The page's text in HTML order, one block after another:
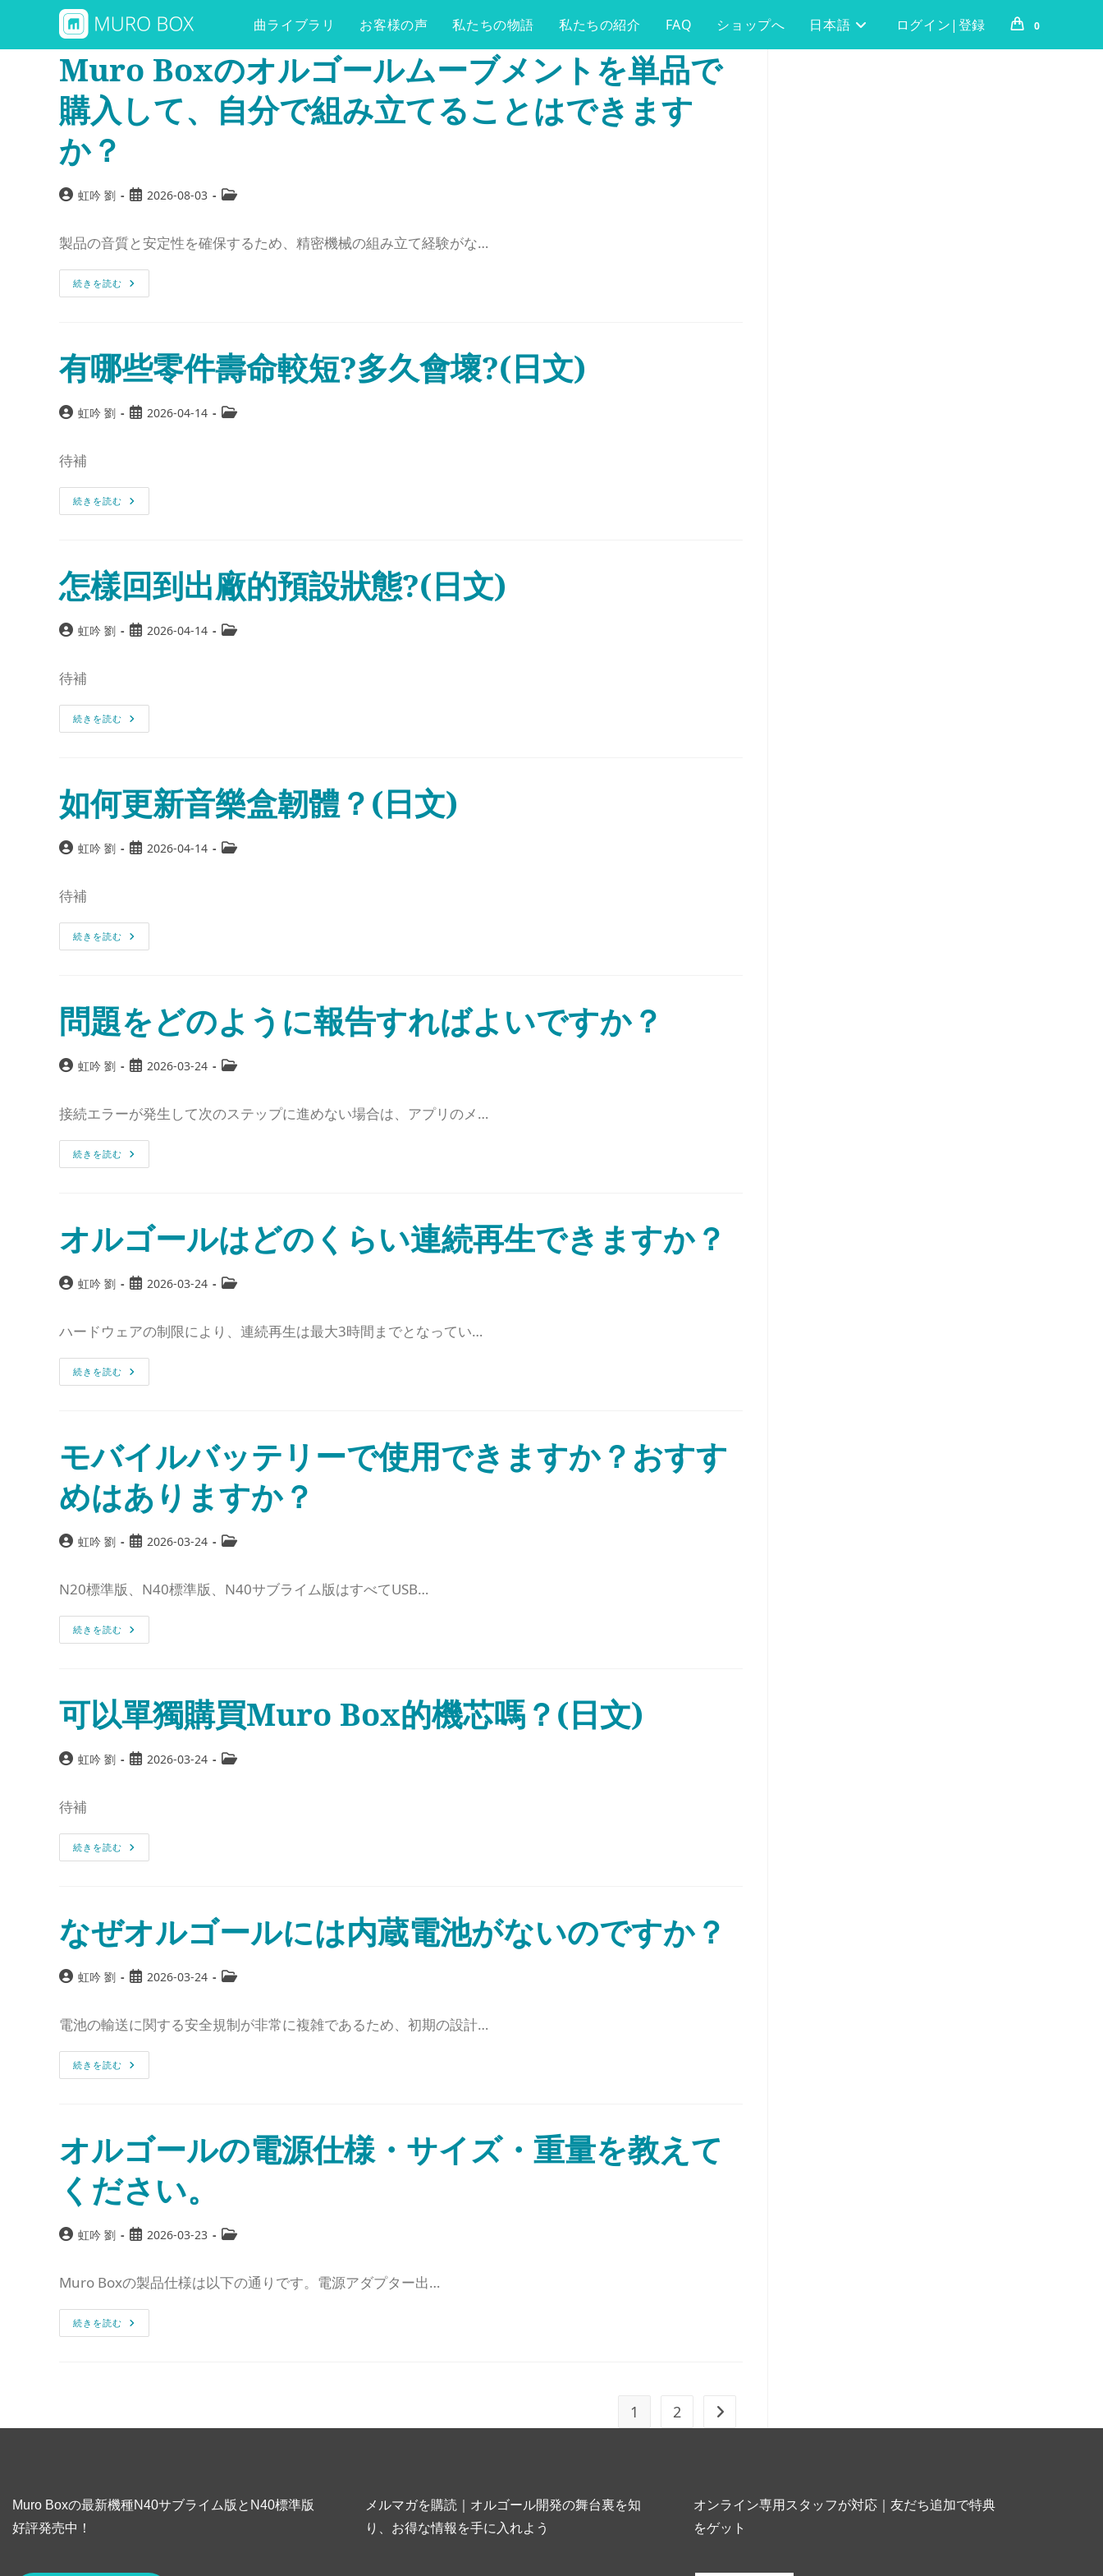
曲ライブラリ お客様の声 私たちの物語 私たちの紹介 FAQ ショップへ 日本語 ログイン|登録 0
Muro Boxのオルゴールムーブメントを単品で
購入して、自分で組み立てることはできます
か？
虹吟 劉 2026-08-03
製品の音質と安定性を確保するため、精密機械の組み立て経験がな…
続きを読む
有哪些零件壽命較短?多久會壞?(日文)
虹吟 劉 2026-04-14
待補
続きを読む
怎樣回到出廠的預設狀態?(日文)
虹吟 劉 2026-04-14
待補
続きを読む
如何更新音樂盒韌體？(日文)
虹吟 劉 2026-04-14
待補
続きを読む
問題をどのように報告すればよいですか？
虹吟 劉 2026-03-24
接続エラーが発生して次のステップに進めない場合は、アプリのメ…
続きを読む
オルゴールはどのくらい連続再生できますか？
虹吟 劉 2026-03-24
ハードウェアの制限により、連続再生は最大3時間までとなってい…
続きを読む
モバイルバッテリーで使用できますか？おすす
めはありますか？
虹吟 劉 2026-03-24
N20標準版、N40標準版、N40サブライム版はすべてUSB…
続きを読む
可以單獨購買Muro Box的機芯嗎？(日文)
虹吟 劉 2026-03-24
待補
続きを読む
なぜオルゴールには内蔵電池がないのですか？
虹吟 劉 2026-03-24
電池の輸送に関する安全規制が非常に複雑であるため、初期の設計…
続きを読む
オルゴールの電源仕様・サイズ・重量を教えて
ください。
虹吟 劉 2026-03-23
Muro Boxの製品仕様は以下の通りです。電源アダプター出…
続きを読む
1 2
Muro Boxの最新機種N40サブライム版とN40標準版
好評発売中！
メルマガを購読｜オルゴール開発の舞台裏を知
り、お得な情報を手に入れよう
オンライン専用スタッフが対応｜友だち追加で特典
をゲット